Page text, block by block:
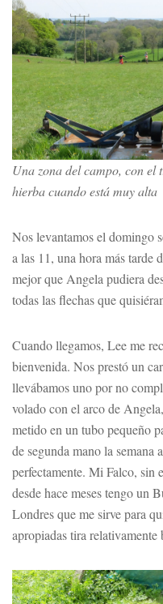
Una zona del campo, con
hierba cuando está muy alta
Nos levantamos el domingo
a las 11, una hora más tarde
mejor que Angela pudiera
todas las flechas que
Cuando llegamos, Lee me
bienvenida. Nos prestó un
llevábamos uno por no
volado con el arco de
metido en un tubo pequeño
de segunda mano la
perfectamente. Mi Falco, sin
desde hace meses tengo un
Londres que me sirve para
apropiadas tira relativamente